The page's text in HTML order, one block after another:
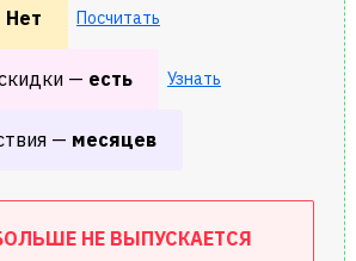
Нет Посчитать
— есть Узнать
— месяцев
НЕ ВЫПУСКАЕТСЯ